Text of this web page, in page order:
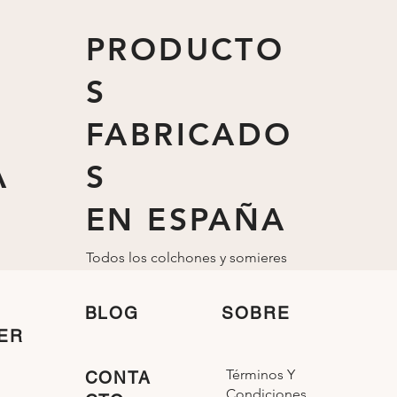
PRODUCTO
S
FABRICADO
S
EN ESPAÑA
Todos los colchones y somieres
BLOG
CONTA
SOBRE
Términos Y
Condiciones